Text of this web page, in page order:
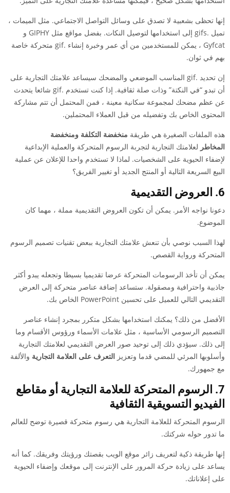
إنها تحظى بشعبية لا تصدق على وسائل التواصل الاجتماعي. مثل الميمات ،
تميل .gifs إلى استخدامها لتوصيل النكات. بفضل مواقع مثل GIPHY و
Gyfcat ، يمكن للمستخدمين من أي عمر وخبرة إنشاء .gif متحركة خاصة
بهم في ثوان.
إن تحديد .gif المناسب الموضعي والمضحك سيساعد علامتك التجارية على
أن تبدو “في النكتة” وذات صلة ثقافية. إذا كنت تستخدم .gif شائعا يتحدث
عن عظم مضحك لمجموعة سكانية معينة ، فمن المحتمل أن تتم مشاركة
المحتوى الخاص بك وتفضيله من قبل العملاء المحتملين.
هذه الملفات الصغيرة هي طريقة منخفضة التكلفة ومنخفضة
المخاطر لعلامتك التجارية لتجربة الرسوم المتحركة والعملية الإبداعية
لإضفاء الحيوية على الشخصيات. لماذا لا تستخدم واحدا للإعلان عن عملية
البيع السريعة التالية أو المنتج الجديد أو تغيير الفريق؟
6. العروض التقديمية
دعونا نواجه الأمر. يمكن أن تكون العروض التقديمية مملة ، مهما كان
الموضوع.
لهذا السبب نوصي بأن تنعش علامتك التجارية ببعض تقنيات تصميم الرسوم
المتحركة ورواية القصص.
يمكن أن تأخذ الرسومات المتحركة عرضا تقديميا بسيطا وتجعله يبدو أكثر
جاذبية واحترافية ومصقولة. ستساعد إضافة عناصر متحركة إلى العرض
التقديمي التالي للعميل على تحسين PowerPoint الخاص بك.
الأفضل من ذلك؟ يمكنك استخدامها بشكل متكرر بمجرد إنشاء عناصر
التصميم الرسومي الأساسية ، مثل علامات الأسماء ورؤوس الأقسام وما
إلى ذلك. سيؤدي ذلك إلى توحيد صور العرض التقديمي لعلامتك التجارية
وأسلوبها المرئي للمضي قدما وتعزيز التعرف على العلامة التجارية والألفة
مع جمهورك.
7. الرسوم المتحركة للعلامة التجارية أو مقاطع
الفيديو التسويقية الثقافية
الرسوم المتحركة للعلامة التجارية هي رسوم متحركة قصيرة توضح للعالم
ما تدور حوله شركتك.
إنها طريقة ذكية لتعريف زائر موقع الويب بقصتك ورؤيتك وفريقك. كما أنه
يساعد على زيادة حركة المرور على الإنترنت إلى موقعك وإضفاء الحيوية
على إعلاناتك.